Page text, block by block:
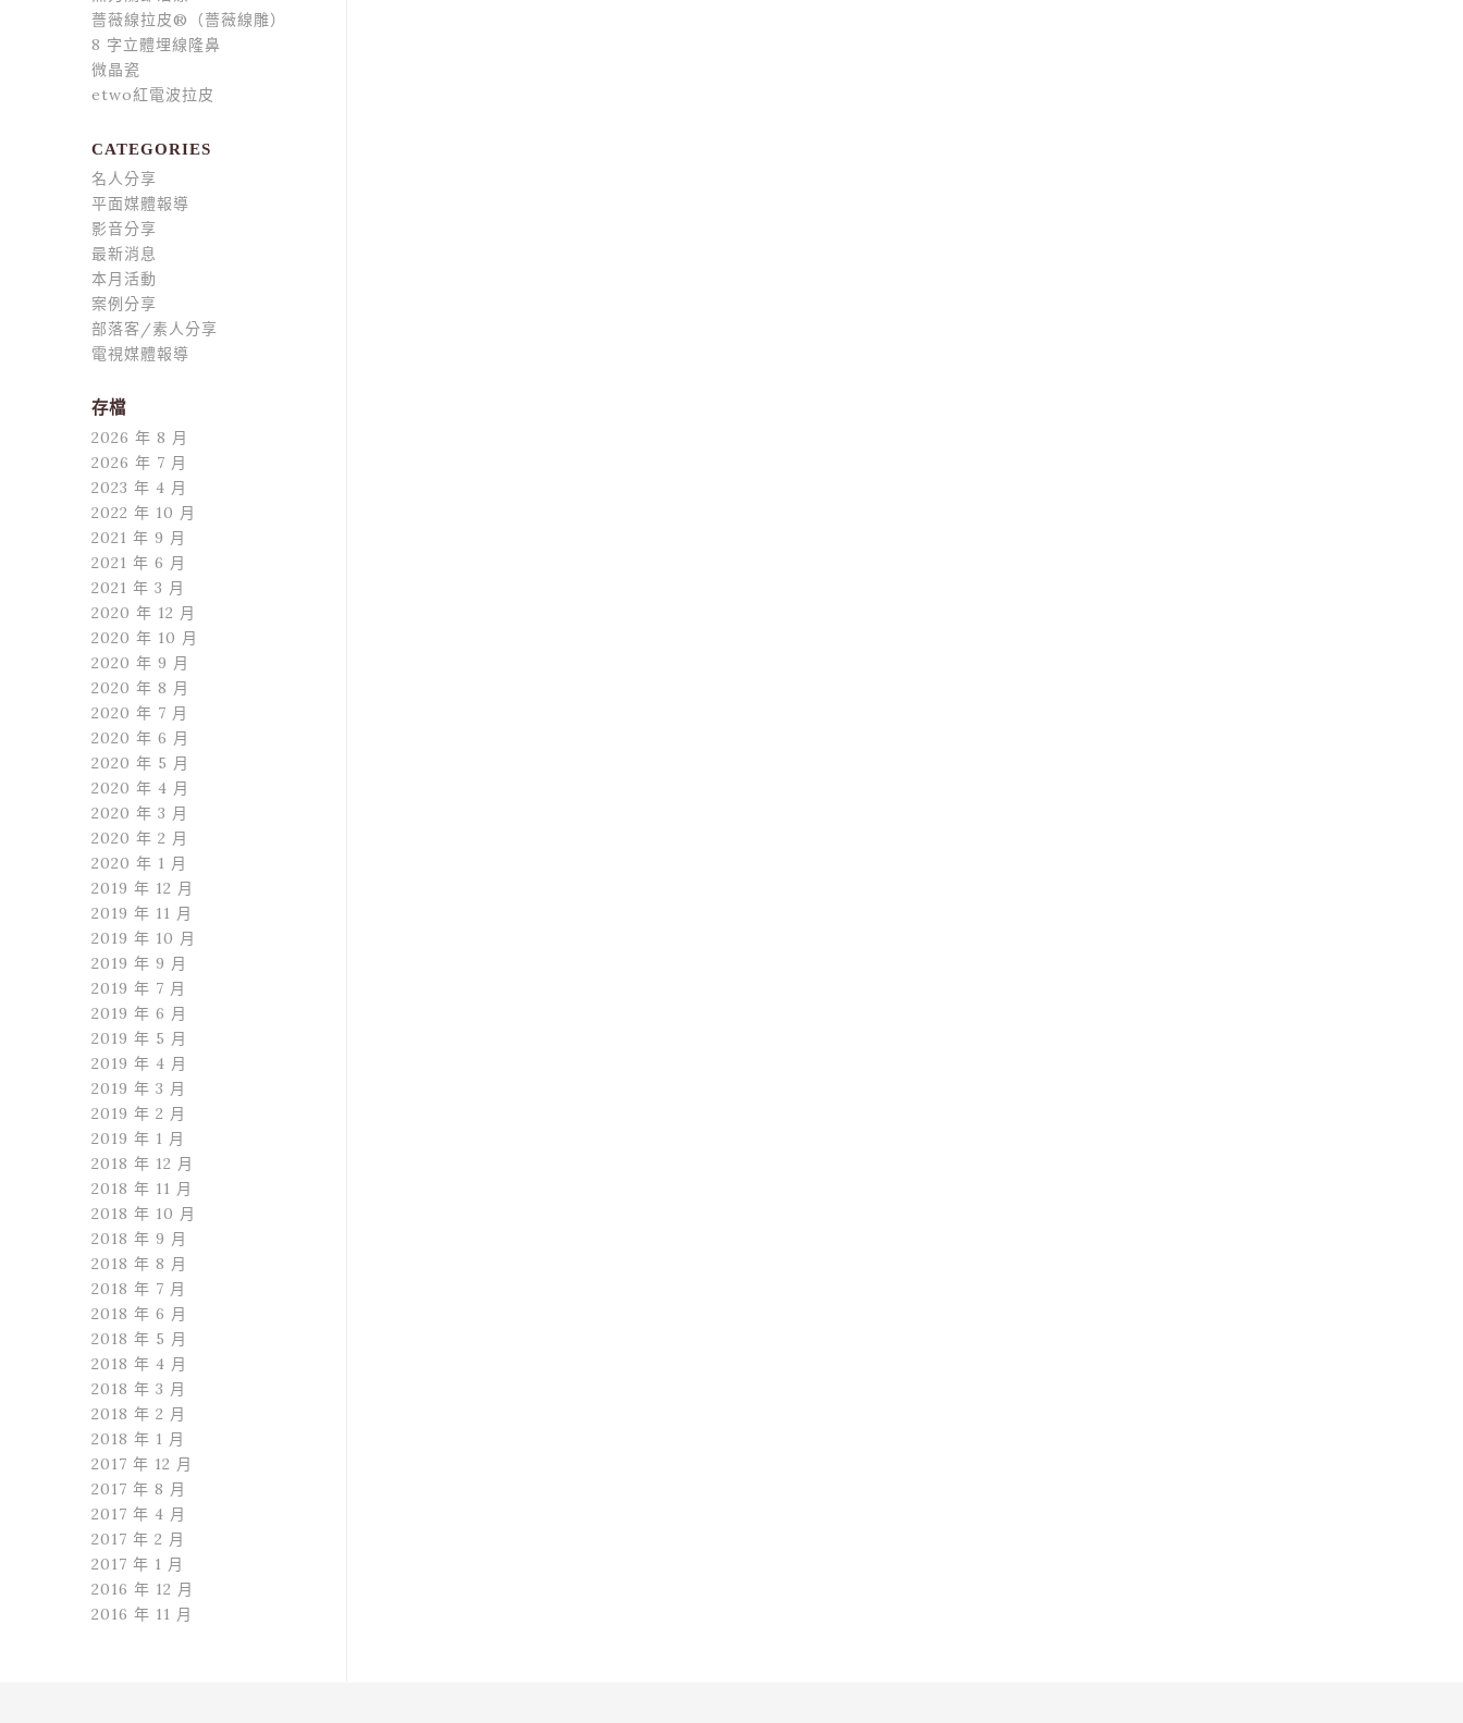
薔薇線拉皮®（薔薇線雕）
8 字立體埋線隆鼻
微晶瓷
etwo紅電波拉皮
CATEGORIES
名人分享
平面媒體報導
影音分享
最新消息
本月活動
案例分享
部落客/素人分享
電視媒體報導
存檔
2026 年 8 月
2026 年 7 月
2023 年 4 月
2022 年 10 月
2021 年 9 月
2021 年 6 月
2021 年 3 月
2020 年 12 月
2020 年 10 月
2020 年 9 月
2020 年 8 月
2020 年 7 月
2020 年 6 月
2020 年 5 月
2020 年 4 月
2020 年 3 月
2020 年 2 月
2020 年 1 月
2019 年 12 月
2019 年 11 月
2019 年 10 月
2019 年 9 月
2019 年 7 月
2019 年 6 月
2019 年 5 月
2019 年 4 月
2019 年 3 月
2019 年 2 月
2019 年 1 月
2018 年 12 月
2018 年 11 月
2018 年 10 月
2018 年 9 月
2018 年 8 月
2018 年 7 月
2018 年 6 月
2018 年 5 月
2018 年 4 月
2018 年 3 月
2018 年 2 月
2018 年 1 月
2017 年 12 月
2017 年 8 月
2017 年 4 月
2017 年 2 月
2017 年 1 月
2016 年 12 月
2016 年 11 月